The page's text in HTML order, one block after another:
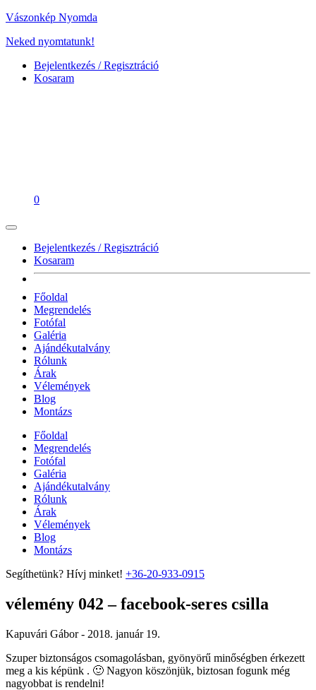
Vászonkép Nyomda
Neked nyomtatunk!
Bejelentkezés / Regisztráció
Kosaram
0
Bejelentkezés / Regisztráció
Kosaram
Főoldal
Megrendelés
Fotófal
Galéria
Ajándékutalvány
Rólunk
Árak
Vélemények
Blog
Montázs
Főoldal
Megrendelés
Fotófal
Galéria
Ajándékutalvány
Rólunk
Árak
Vélemények
Blog
Montázs
Segíthetünk? Hívj minket! +36-20-933-0915
vélemény 042 – facebook-seres csilla
Kapuvári Gábor - 2018. január 19.
Szuper biztonságos csomagolásban, gyönyörű minőségben érkezett
meg a kis képünk . 🙂 Nagyon köszönjük, biztosan fogunk még
nagyobbat is rendelni!